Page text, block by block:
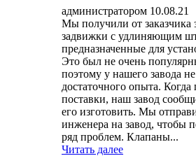
администратором 10.08.21
Мы получили от заказчика
задвижки с удлиняющим
предназначенные для
Это был не очень
поэтому у нашего завода
достаточного опыта. Когда
поставки, наш завод
его изготовить. Мы
инженера на завод, чтобы
ряд проблем. Клапаны...
Читать далее